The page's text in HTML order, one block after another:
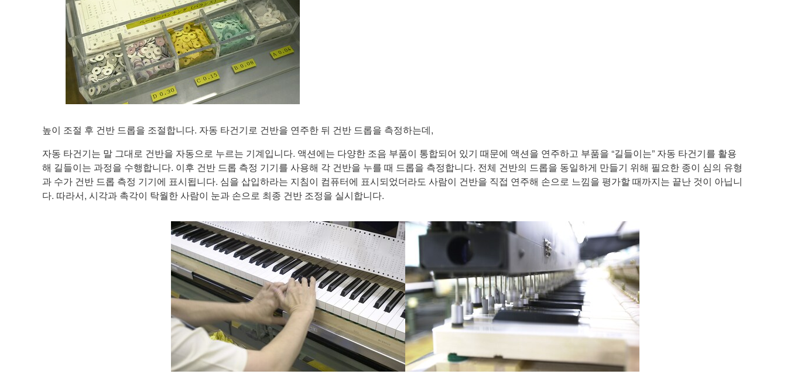
높이 조절 후 건반 드롭을 조절합니다. 자동 타건기로 건반을 연주한 뒤 건반 드롭을 측정하는데,
자동 타건기는 말 그대로 건반을 자동으로 누르는 기계입니다. 액션에는 다양한 조음 부품이 통합되어 있기 때문에 액션을 연주하고 부품을 “길들이는” 자동 타건기를 활용
해 길들이는 과정을 수행합니다. 이후 건반 드롭 측정 기기를 사용해 각 건반을 누를 때 드롭을 측정합니다. 전체 건반의 드롭을 동일하게 만들기 위해 필요한 종이 심의 유형
과 수가 건반 드롭 측정 기기에 표시됩니다. 심을 삽입하라는 지침이 컴퓨터에 표시되었더라도 사람이 건반을 직접 연주해 손으로 느낌을 평가할 때까지는 끝난 것이 아닙니
다. 따라서, 시각과 촉각이 탁월한 사람이 눈과 손으로 최종 건반 조정을 실시합니다.